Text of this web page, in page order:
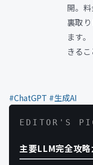
開。
裏取
ます
きる
#ChatGPT #生成AI
EDITOR'S
主要LLM完全攻略